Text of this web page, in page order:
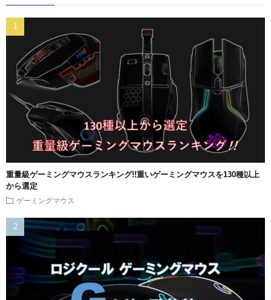
重量級ゲーミングマウスランキング!!重いゲーミングマウスを130種以上
から選定
ゲーミングマウス